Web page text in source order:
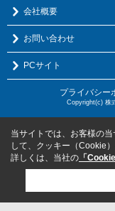
会社概要
お問い合わせ
PCサイト
プライバシー
Copyright(c) 株
当サイトでは、お客様の
して、クッキー（Cookie
詳しくは、当社の 「